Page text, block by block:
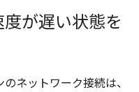
が遅い状態を
ネットワーク接続は、